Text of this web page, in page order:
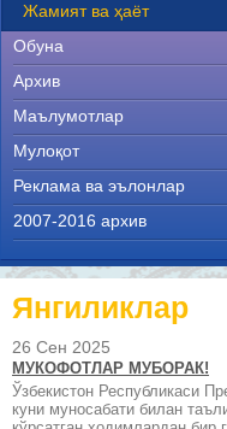
Жамият ва ҳаёт
Обуна
Архив
Маълумотлар
Мулоқот
Реклама ва эълонлар
2007-2016 архив
Янгиликлар
26 Сен 2025
МУКОФОТЛАР МУБОРАК!
Ўзбекистон Республикаси
куни муносабати билан